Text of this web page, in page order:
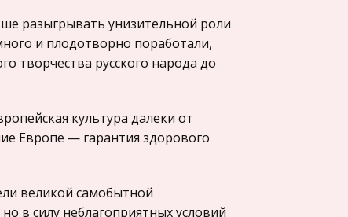
разыгрывать унизительной роли
и плодотворно поработали,
творчества русского народа до
культура далеки от
Европе — гарантия здорового
великой самобытной
в силу неблагоприятных условий